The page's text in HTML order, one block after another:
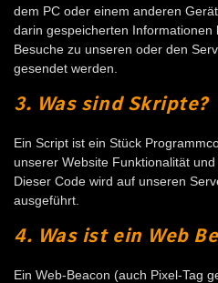
dem PC oder einem anderen
darin gespeicherten
Besuche zu unseren oder den
gesendet werden.
3. Was sind Skripte?
Ein Script ist ein Stück
unserer Website Funktionalität
Dieser Code wird auf unseren
ausgeführt.
4. Was ist ein Web
Ein Web-Beacon (auch Pixel-Tag